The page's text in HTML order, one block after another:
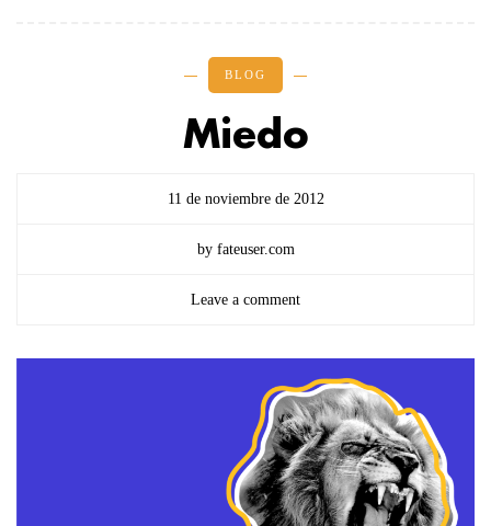
BLOG
Miedo
11 de noviembre de 2012
by fateuser.com
Leave a comment